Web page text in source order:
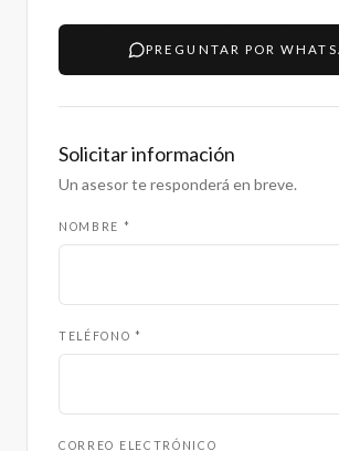
PREGUNTAR POR
Solicitar información
Un asesor te responderá en breve.
NOMBRE *
TELÉFONO *
CORREO ELECTRÓNICO